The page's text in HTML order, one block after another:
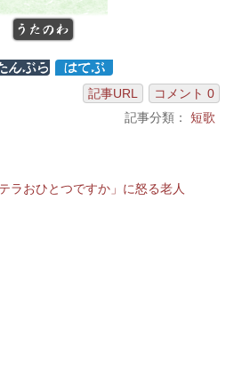
うたのわ
記事URL
コメント 0
記事分類： 短歌
ラおひとつですか」に怒る老人